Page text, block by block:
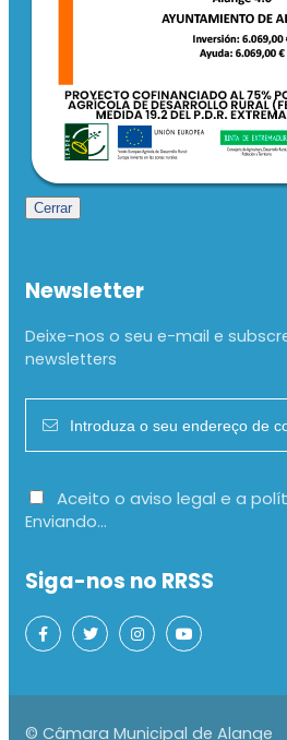
Cerrar
Newsletter
Deixe-nos o seu e-mail e
newsletters
Aceito o aviso legal e a
Enviando...
Siga-nos no RRSS
© Câmara Municipal de Alange